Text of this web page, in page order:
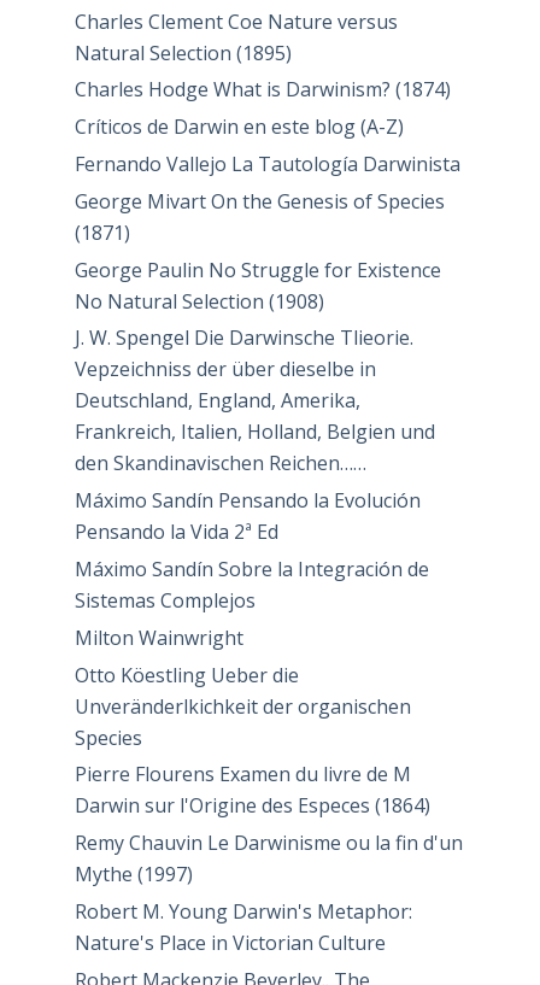
Charles Clement Coe Nature versus
Natural Selection (1895)
Charles Hodge What is Darwinism? (1874)
Críticos de Darwin en este blog (A-Z)
Fernando Vallejo La Tautología Darwinista
George Mivart On the Genesis of Species
(1871)
George Paulin No Struggle for Existence
No Natural Selection (1908)
J. W. Spengel Die Darwinsche Tlieorie.
Vepzeichniss der über dieselbe in
Deutschland, England, Amerika,
Frankreich, Italien, Holland, Belgien und
den Skandinavischen Reichen……
Máximo Sandín Pensando la Evolución
Pensando la Vida 2ª Ed
Máximo Sandín Sobre la Integración de
Sistemas Complejos
Milton Wainwright
Otto Köestling Ueber die
Unveränderlkichkeit der organischen
Species
Pierre Flourens Examen du livre de M
Darwin sur l'Origine des Especes (1864)
Remy Chauvin Le Darwinisme ou la fin d'un
Mythe (1997)
Robert M. Young Darwin's Metaphor:
Nature's Place in Victorian Culture